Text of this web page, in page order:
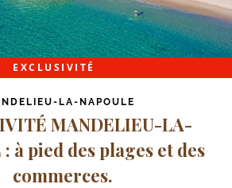
EXCLUSIVITÉ
LA-NAPOULE
MANDELIEU-LA-
: à pied des plages et des
commerces.